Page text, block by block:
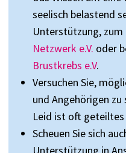
seelisch belastend
Unterstützung, zum
Netzwerk e.V. oder
Brustkrebs e.V.
Versuchen Sie,
und Angehörigen zu
Leid ist oft geteiltes
Scheuen Sie sich